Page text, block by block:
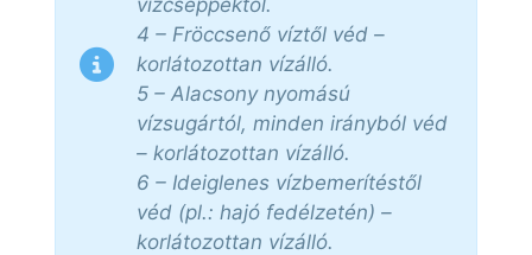
4 – Fröccsenő víztől véd –
korlátozottan vízálló.
5 – Alacsony nyomású
vízsugártól, minden irányból véd
– korlátozottan vízálló.
6 – Ideiglenes vízbemerítéstől
véd (pl.: hajó fedélzetén) –
korlátozottan vízálló.